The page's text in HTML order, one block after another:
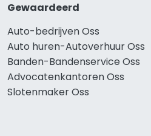
Gewaardeerd
Auto-bedrijven Oss
Auto huren-Autoverhuur Oss
Banden-Bandenservice Oss
Advocatenkantoren Oss
Slotenmaker Oss